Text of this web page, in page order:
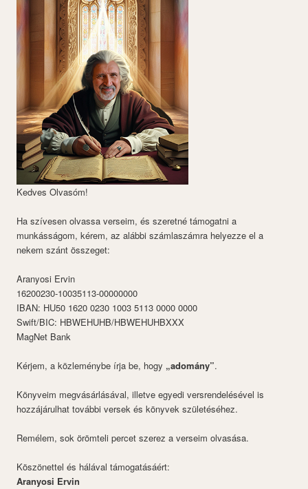
Kedves Olvasóm!
Ha szívesen olvassa verseim, és szeretné támogatni a
munkásságom, kérem, az alábbi számlaszámra helyezze el a
nekem szánt összeget:
Aranyosi Ervin
16200230-10035113-00000000
IBAN: HU50 1620 0230 1003 5113 0000 0000
Swift/BIC: HBWEHUHB/HBWEHUHBXXX
MagNet Bank
Kérjem, a közleménybe írja be, hogy „adomány”.
Könyveim megvásárlásával, illetve egyedi versrendelésével is
hozzájárulhat további versek és könyvek születéséhez.
Remélem, sok örömteli percet szerez a verseim olvasása.
Köszönettel és hálával támogatásáért:
Aranyosi Ervin